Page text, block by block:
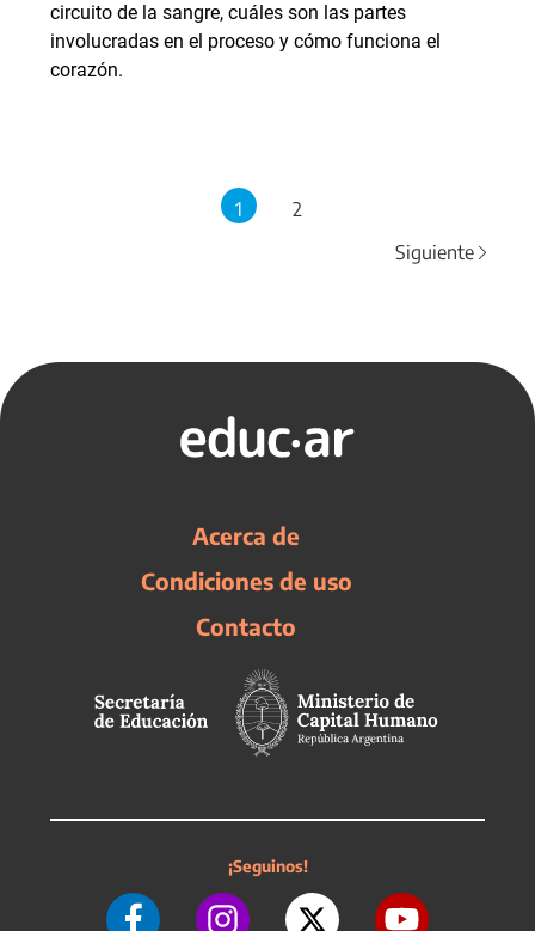
circuito de la sangre, cuáles son las partes
involucradas en el proceso y cómo funciona el
corazón.
1
2
Siguiente
Acerca de
Condiciones de uso
Contacto
¡Seguinos!